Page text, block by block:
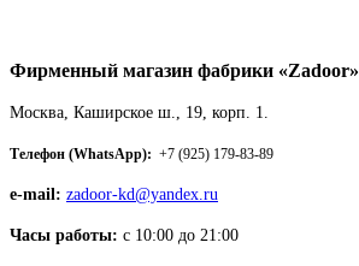
Фирменный магазин фабрики «Zadoor»
Москва, Каширское ш., 19, корп. 1.
Телефон (WhatsApp): +7 (925) 179-83-89
e-mail: zadoor-kd@yandex.ru
Часы работы: с 10:00 до 21:00